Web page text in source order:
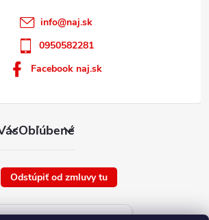
Obľúbené
info@naj.sk
0950582281
Facebook naj.sk
Odstúpiť od zmluvy tu